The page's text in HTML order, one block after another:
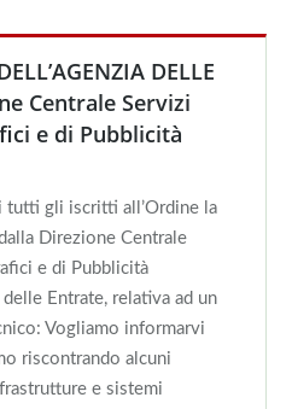
DELLE
Centrale Servizi
e di Pubblicità
tutti gli iscritti all’Ordine la
Direzione Centrale
e di Pubblicità
delle Entrate, relativa ad un
Vogliamo informarvi
riscontrando alcuni
e sistemi